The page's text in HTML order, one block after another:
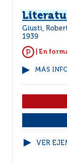
Giusti,
1939
| En
MÁS
VER